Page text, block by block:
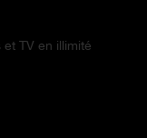
TV en illimité